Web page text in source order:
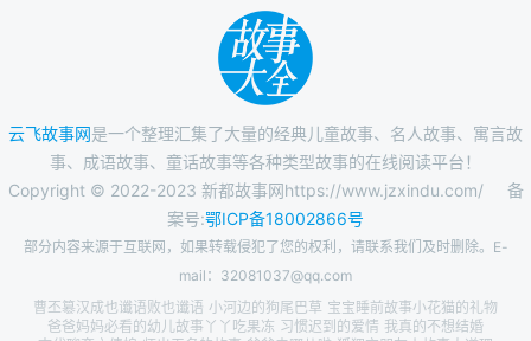
*孙坚 191年 （东汉 初平二年）
*孙策 200年 （东汉 建安五年）
孙权 252年 （吴 神凤元年）
孙亮 258年 （吴 80三年）
孙休 264年 （吴永安七年）
孙皓 28
英雄者，胸怀大志，腹有良策，有包藏宇宙之机，吞
云飞故事网是一个整理汇集了大量的经典儿童故事、名人故事、寓言故
事、成语故事、童话故事等各种类型故事的在线阅读平台！
Copyright © 2022-2023 新都故事网https://www.jzxindu.com/
备
案号:鄂ICP备18002866号
部分内容来源于互联网，如果转载侵犯了您的权利，请联系我们及时删除。E-
mail：32081037@qq.com
曹丕簒汉成也谶语败也谶语 小河边的狗尾巴草 宝宝睡前故事小花猫的礼物
爸爸妈妈必看的幼儿故事丫丫吃果冻 习惯迟到的爱情 我真的不想结婚